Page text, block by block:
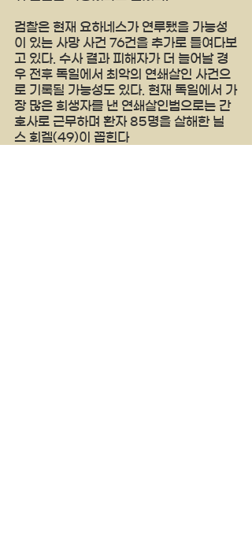
검찰은 현재 요하네스가 연루됐을 가능성
이 있는 사망 사건 76건을 추가로 들여다보
고 있다. 수사 결과 피해자가 더 늘어날 경
우 전후 독일에서 최악의 연쇄살인 사건으
로 기록될 가능성도 있다. 현재 독일에서 가
장 많은 희생자를 낸 연쇄살인범으로는 간
호사로 근무하며 환자 85명을 살해한 닐
스 회겔(49)이 꼽힌다